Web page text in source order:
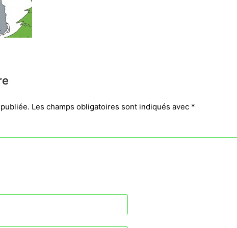
Les champs obligatoires sont indiqués avec *